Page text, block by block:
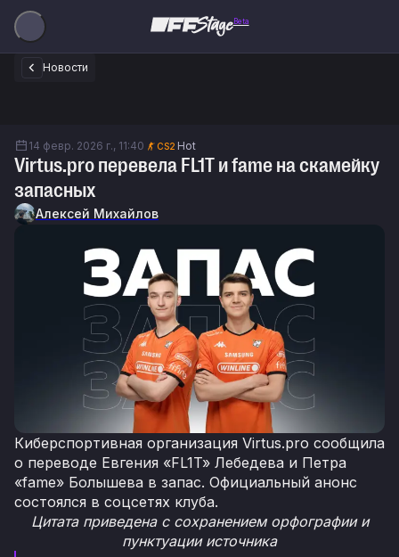
Beta
Новости
14 февр. 2026 г., 11:40 CS2 Hot
Virtus.pro перевела FL1T и fame на скамейку
запасных
Алексей Михайлов
Киберспортивная организация Virtus.pro сообщила
о переводе Евгения «FL1T» Лебедева и Петра
«fame» Болышева в запас. Официальный анонс
состоялся в соцсетях клуба.
Цитата приведена с сохранением орфографии и
пунктуации источника